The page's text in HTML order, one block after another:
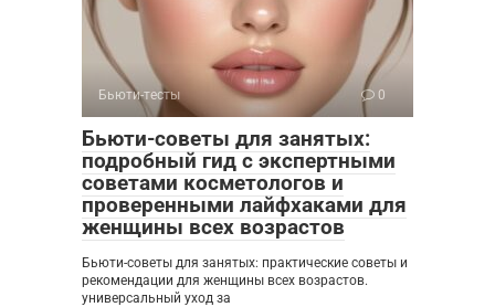
Бьюти-тесты 0
Бьюти-советы для занятых:
подробный гид с экспертными
советами косметологов и
проверенными лайфхаками для
женщины всех возрастов
Бьюти-советы для занятых: практические советы и
рекомендации для женщины всех возрастов.
универсальный уход за